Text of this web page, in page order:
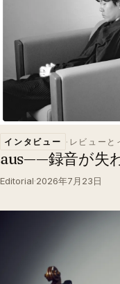
インタビュー · レビューと
aus——録音が失
Editorial·2026年7月23日